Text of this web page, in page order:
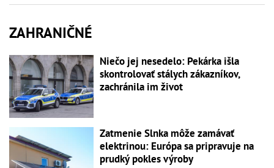
ZAHRANIČNÉ
Niečo jej nesedelo: Pekárka išla
skontrolovať stálych zákazníkov,
zachránila im život
Zatmenie Slnka môže zamávať
elektrinou: Európa sa pripravuje na
prudký pokles výroby